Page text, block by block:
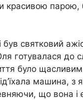
красивою
був святковий
готувалася до
було
машина, з
що вона